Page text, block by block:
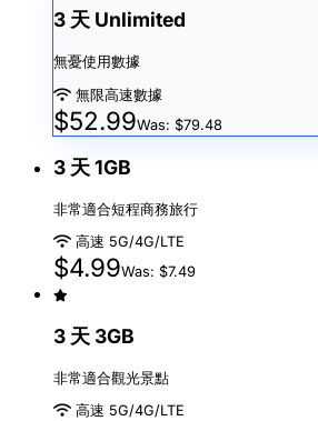
3 天 Unlimited
無憂使用數據
無限高速數據
$52.99Was: $79.48
3 天 1GB
非常適合短程商務旅行
高速 5G/4G/LTE
$4.99Was: $7.49
3 天 3GB
非常適合觀光景點
高速 5G/4G/LTE